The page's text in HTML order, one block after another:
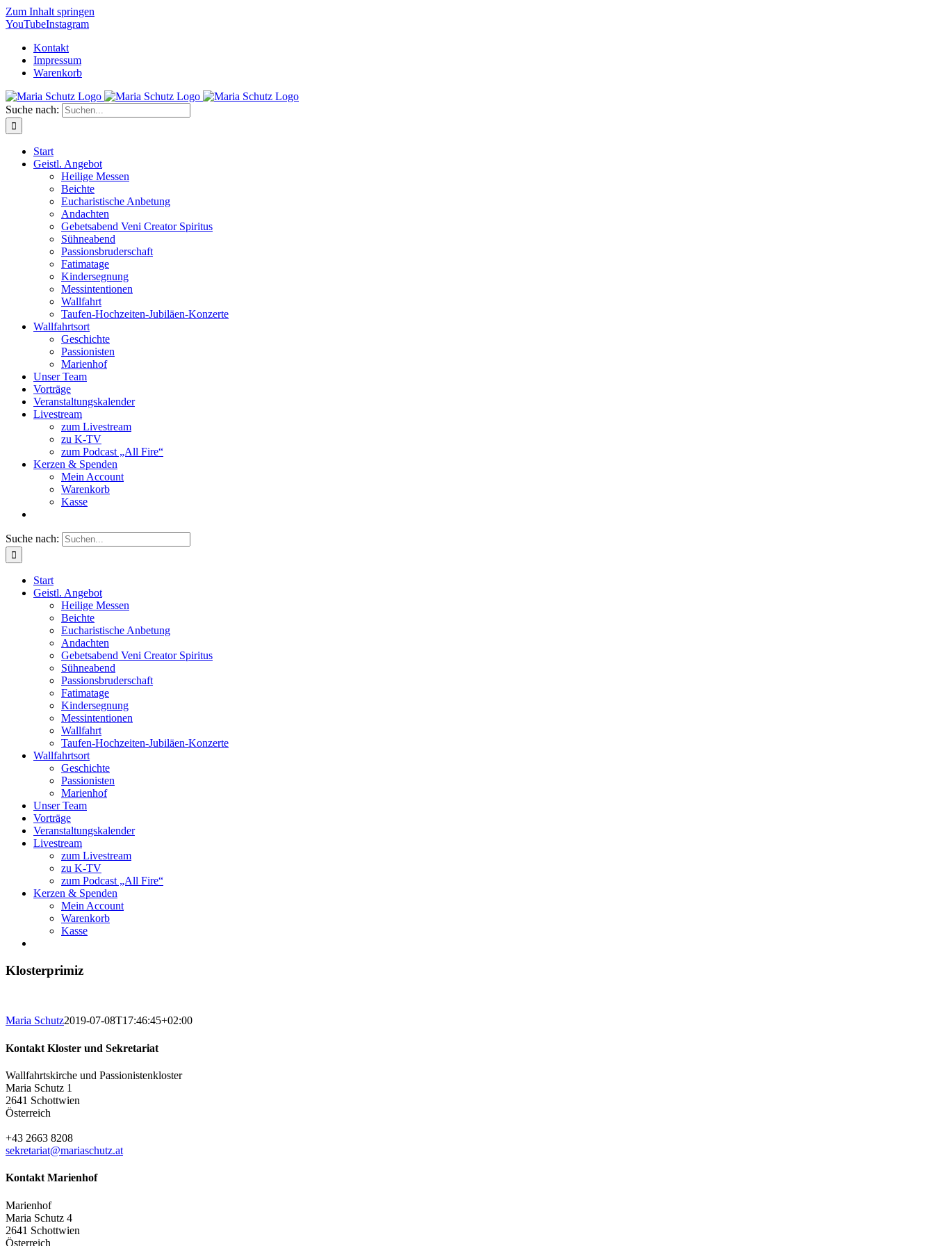
Zum Inhalt springen
YouTubeInstagram
Kontakt
Impressum
Warenkorb
Suche nach:
Start
Geistl. Angebot
Heilige Messen
Beichte
Eucharistische Anbetung
Andachten
Gebetsabend Veni Creator Spiritus
Sühneabend
Passionsbruderschaft
Fatimatage
Kindersegnung
Messintentionen
Wallfahrt
Taufen-Hochzeiten-Jubiläen-Konzerte
Wallfahrtsort
Geschichte
Passionisten
Marienhof
Unser Team
Vorträge
Veranstaltungskalender
Livestream
zum Livestream
zu K-TV
zum Podcast „All Fire“
Kerzen & Spenden
Mein Account
Warenkorb
Kasse
Suche nach:
Start
Geistl. Angebot
Heilige Messen
Beichte
Eucharistische Anbetung
Andachten
Gebetsabend Veni Creator Spiritus
Sühneabend
Passionsbruderschaft
Fatimatage
Kindersegnung
Messintentionen
Wallfahrt
Taufen-Hochzeiten-Jubiläen-Konzerte
Wallfahrtsort
Geschichte
Passionisten
Marienhof
Unser Team
Vorträge
Veranstaltungskalender
Livestream
zum Livestream
zu K-TV
zum Podcast „All Fire“
Kerzen & Spenden
Mein Account
Warenkorb
Kasse
Klosterprimiz
Maria Schutz2019-07-08T17:46:45+02:00
Kontakt Kloster und Sekretariat
Wallfahrtskirche und Passionistenkloster
Maria Schutz 1
2641 Schottwien
Österreich
+43 2663 8208
sekretariat@mariaschutz.at
Kontakt Marienhof
Marienhof
Maria Schutz 4
2641 Schottwien
Österreich